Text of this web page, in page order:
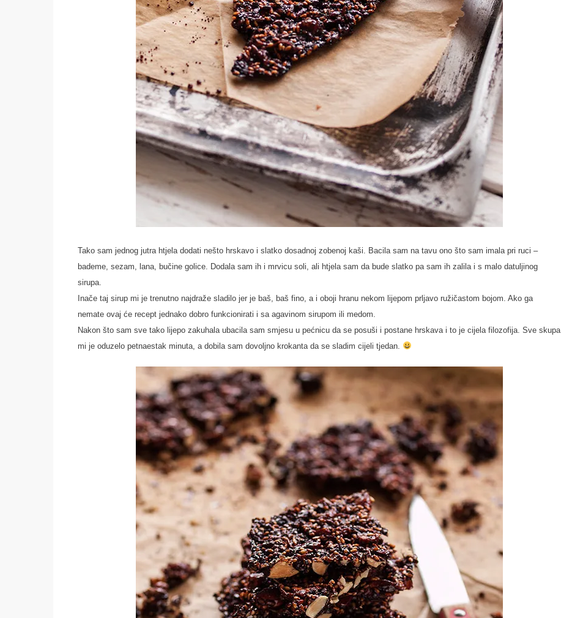
Tako sam jednog jutra htjela dodati nešto hrskavo i slatko dosadnoj zobenoj kaši. Bacila sam na tavu ono što sam imala pri ruci –
bademe, sezam, lana, bučine golice. Dodala sam ih i mrvicu soli, ali htjela sam da bude slatko pa sam ih zalila i s malo datuljinog
sirupa.
Inače taj sirup mi je trenutno najdraže sladilo jer je baš, baš fino, a i oboji hranu nekom lijepom prljavo ružičastom bojom. Ako ga
nemate ovaj će recept jednako dobro funkcionirati i sa agavinom sirupom ili medom.
Nakon što sam sve tako lijepo zakuhala ubacila sam smjesu u pećnicu da se posuši i postane hrskava i to je cijela filozofija. Sve skupa
mi je oduzelo petnaestak minuta, a dobila sam dovoljno krokanta da se sladim cijeli tjedan.